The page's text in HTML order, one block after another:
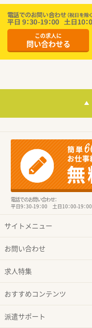
この求人に
問い合わせる
電話でのお問い合わせ：
平日9：30-19：00 土日10：00-19：00
サイトメニュー
お問い合わせ
求人特集
おすすめコンテンツ
派遣サポート